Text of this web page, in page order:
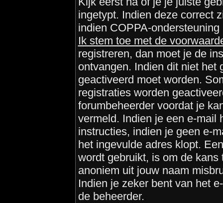
ingetypt. Indien deze correct
indien COPPA-
Ik stem toe met de
registreren, dan moet je de
ontvangen. Indien dit niet het
geactiveerd moet worden.
registraties worden
forumbeheerder voordat je
vermeld. Indien je een e-mail
instructies, indien je geen e-
het ingevulde adres klopt.
wordt gebruikt, is om de
anoniem uit jouw naam
Indien je zeker bent van het
de beheerder.